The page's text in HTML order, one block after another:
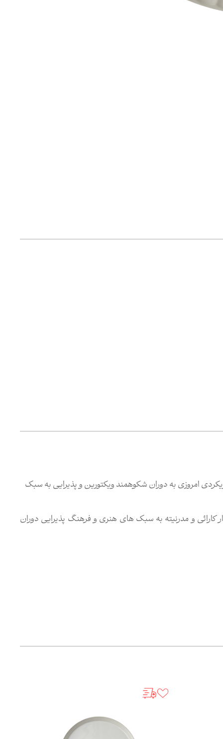
امروزی به دوران شکوهمند ویکتورین و پذیرایی به سبک
و مدرنیته به سبک های هنری و فرهنگ پذیرایی دوران